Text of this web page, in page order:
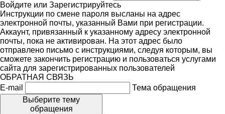
Войдите или Зарегистрируйтесь
Инструкции по смене пароля высланы на адрес
электронной почты, указанный Вами при регистрации.
Аккаунт, привязанный к указанному адресу электронной
почты, пока не активирован. На этот адрес было
отправлено письмо с инструкциями, следуя которым, вы
сможете закончить регистрацию и пользоваться услугами
сайта для зарегистрированных пользователей
ОБРАТНАЯ СВЯЗЬ
E-mail
Тема обращения
Выберите тему
обращения